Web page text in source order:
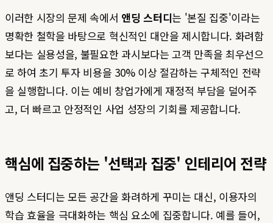
이러한 시장의 문제 속에서 앤딩 스터디는 '본질 집중'이라는
명확한 철학을 바탕으로 혁신적인 대안을 제시합니다. 화려함
보다는 실용성을, 불필요한 과시보다는 고객 만족을 최우선으
로 하여 초기 투자 비용을 30% 이상 절감하는 구체적인 전략
을 실행합니다. 이는 예비 창업가에게 재정적 부담을 덜어주
고, 더 빠르고 안정적인 사업 성장의 기회를 제공합니다.
핵심에 집중하는 '선택과 집중' 인테리어 전략
앤딩 스터디는 모든 공간을 화려하게 꾸미는 대신, 이용자의
학습 효율을 극대화하는 핵심 요소에 집중합니다. 예를 들어,